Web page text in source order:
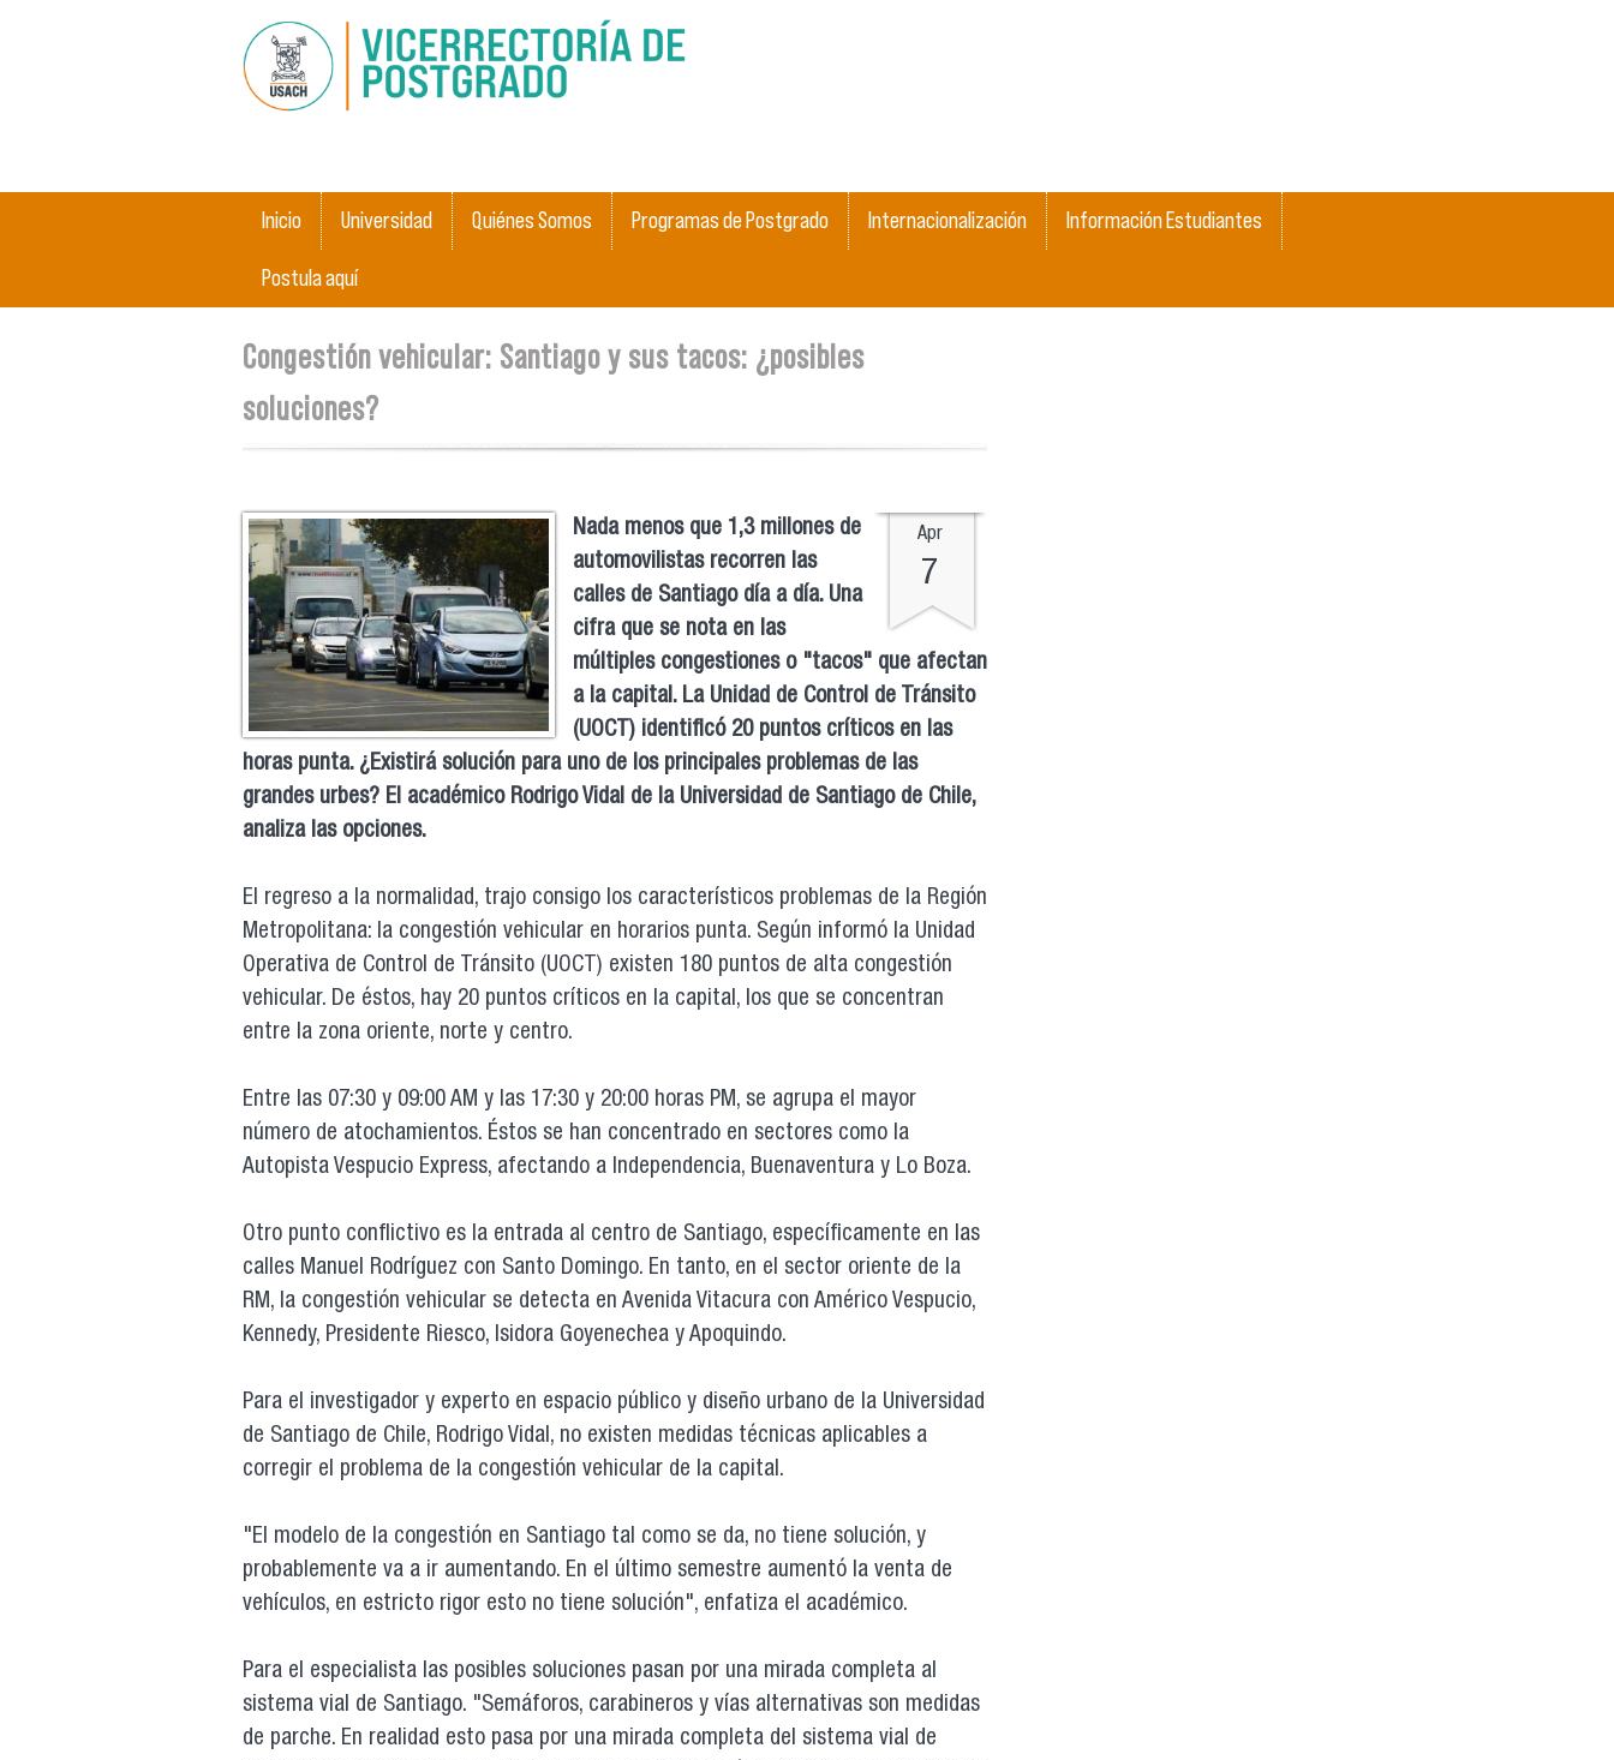
Main menu
Inicio Universidad Quiénes Somos Programas de Postgrado Internacionalización Información Estudiantes
Postula aquí
You are here
Congestión vehicular: Santiago y sus tacos: ¿posibles
soluciones?
Apr
7
Nada menos que 1,3 millones de
automovilistas recorren las
calles de Santiago día a día. Una
cifra que se nota en las
múltiples congestiones o "tacos" que afectan
a la capital. La Unidad de Control de Tránsito
(UOCT) identificó 20 puntos críticos en las
horas punta. ¿Existirá solución para uno de los principales problemas de las
grandes urbes? El académico Rodrigo Vidal de la Universidad de Santiago de Chile,
analiza las opciones.
El regreso a la normalidad, trajo consigo los característicos problemas de la Región
Metropolitana: la congestión vehicular en horarios punta. Según informó la Unidad
Operativa de Control de Tránsito (UOCT) existen 180 puntos de alta congestión
vehicular. De éstos, hay 20 puntos críticos en la capital, los que se concentran
entre la zona oriente, norte y centro.
Entre las 07:30 y 09:00 AM y las 17:30 y 20:00 horas PM, se agrupa el mayor
número de atochamientos. Éstos se han concentrado en sectores como la
Autopista Vespucio Express, afectando a Independencia, Buenaventura y Lo Boza.
Otro punto conflictivo es la entrada al centro de Santiago, específicamente en las
calles Manuel Rodríguez con Santo Domingo. En tanto, en el sector oriente de la
RM, la congestión vehicular se detecta en Avenida Vitacura con Américo Vespucio,
Kennedy, Presidente Riesco, Isidora Goyenechea y Apoquindo.
Para el investigador y experto en espacio público y diseño urbano de la Universidad
de Santiago de Chile, Rodrigo Vidal, no existen medidas técnicas aplicables a
corregir el problema de la congestión vehicular de la capital.
"El modelo de la congestión en Santiago tal como se da, no tiene solución, y
probablemente va a ir aumentando. En el último semestre aumentó la venta de
vehículos, en estricto rigor esto no tiene solución", enfatiza el académico.
Para el especialista las posibles soluciones pasan por una mirada completa al
sistema vial de Santiago. "Semáforos, carabineros y vías alternativas son medidas
de parche. En realidad esto pasa por una mirada completa del sistema vial de